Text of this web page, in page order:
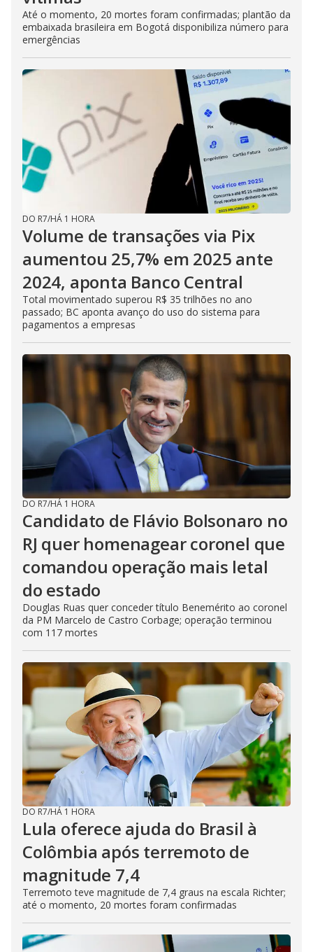
Até o momento, 20 mortes foram confirmadas; plantão da
embaixada brasileira em Bogotá disponibiliza número para
emergências
DO R7/HÁ 1 HORA
Volume de transações via Pix
aumentou 25,7% em 2025 ante
2024, aponta Banco Central
Total movimentado superou R$ 35 trilhões no ano
passado; BC aponta avanço do uso do sistema para
pagamentos a empresas
DO R7/HÁ 1 HORA
Candidato de Flávio Bolsonaro no
RJ quer homenagear coronel que
comandou operação mais letal
do estado
Douglas Ruas quer conceder título Benemérito ao coronel
da PM Marcelo de Castro Corbage; operação terminou
com 117 mortes
DO R7/HÁ 1 HORA
Lula oferece ajuda do Brasil à
Colômbia após terremoto de
magnitude 7,4
Terremoto teve magnitude de 7,4 graus na escala Richter;
até o momento, 20 mortes foram confirmadas